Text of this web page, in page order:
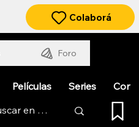
Foro
Colaborá
Películas Series